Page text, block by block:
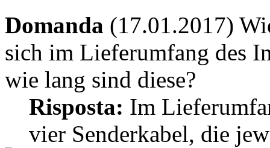
Domanda (17.01.2017)
sich im Lieferumfang des
wie lang sind diese?
Risposta: Im
vier Senderkabel, die